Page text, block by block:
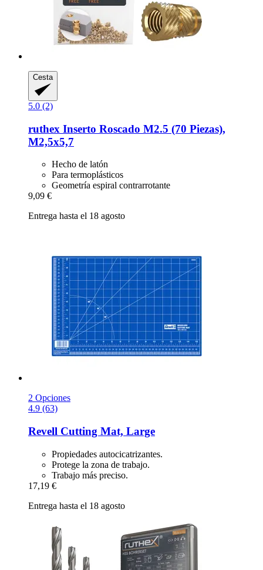
Cesta
5.0 (2)
ruthex Inserto Roscado M2.5 (70 Piezas),
M2,5x5,7
Hecho de latón
Para termoplásticos
Geometría espiral contrarrotante
9,09 €
Entrega hasta el 18 agosto
2 Opciones
4.9 (63)
Revell Cutting Mat, Large
Propiedades autocicatrizantes.
Protege la zona de trabajo.
Trabajo más preciso.
17,19 €
Entrega hasta el 18 agosto